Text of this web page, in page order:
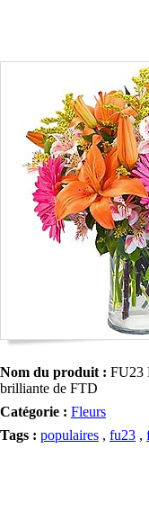
Nom du produit : FU23
brilliante de FTD
Catégorie : Fleurs
Tags : populaires , fu23 ,